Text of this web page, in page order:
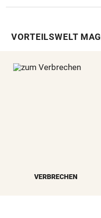
VORTEILSWELT
VERBRECHEN